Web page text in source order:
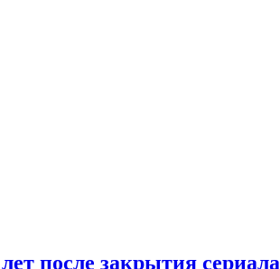
после закрытия сериала